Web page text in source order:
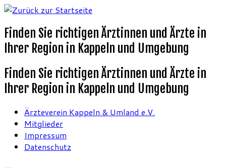
Finden Sie richtigen Ärztinnen und Ärzte in
Ihrer Region in Kappeln und Umgebung
Finden Sie richtigen Ärztinnen und Ärzte in
Ihrer Region in Kappeln und Umgebung
Ärzteverein Kappeln & Umland e.V.
Mitglieder
Impressum
Datenschutz